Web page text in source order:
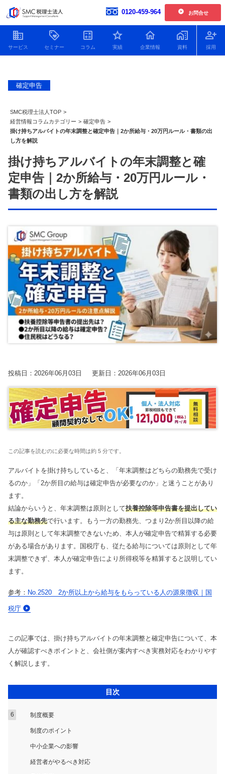
0120-459-964 お問合せ
顧問税理士をお探しの方
税理士変更をお考えの方
無申告を解消したい方
税理士顧問
経営コンサルティング
リスク対策サポート(保険)
会社設立関連
経営知識発信
業種別サポート
【2026年6.7.8.11月開催】企業型確定拠出年金導入セミナー
【2026年開催】日本一わかりやすい決算書活用セミナー
【2026年開催】中津川経営サロン 2025.11.25更新
【2026年12月開催】100年企業の経営者に学ぶ トップ対談セミナー
2026.07.21更新
【2026年9.10.11月開催 20期記念特別企画】中津川会計塾+ファイナンス
【2026年開催】PAL共催：第3回日本一の決算書の読み方塾
2026.06.09更新
保護中: 【2026年9.10.11月開催】第20期中津川会計塾
2025.11.25更新
【2026年10.11.12月開催】第4回：節税セミナー 2025.11.14更新
【2026年開催】決算書の読み方セミナー 2025.11.13更新
【2026年開催】初心者さんの会社経営塾 2025.11.13更新
開催中の相談会
動画で勉強する！
SMC税理士法人の動画はこちら
単発セミナー
複数回セミナー
相談会
役員貸付金はデメリットだ
らけ！減らし方と注意点に
ついてわかりやすく解説！
2025.7.30
経営改善トピック
役員借入金による資金調達
のメリット・デメリットと
返済以外の解消方法につい
2025.7.30
経営改善トピック
ポイント
経営情報コラム一覧
確定申告コラム
無申告コラム
顧問契約コラム
経営改善コラム
資金調達コラム
相続コラム
税務調査コラム
トレンドコラム
社員紹介
人財育成
SDGsへの取り組み
特定商取引法
東京オフィス 名古屋オフィス
多治見オフィス 中津川オフィス
関連ページ
ブログ
曽根康正の経営塾
Youtube
Youtube動画をまとめました
無料で資料ダウンロード
毎月最新情報をお届け
ダウンロードコンテンツ一覧
会計帳簿関連
融資関連
助成金関連
確定申告
SMC税理士法人TOP >
経営情報コラムカテゴリー > 確定申告 >
掛け持ちアルバイトの年末調整と確定申告｜2か所給与・20万円ルール・書類の出
し方を解説
掛け持ちアルバイトの年末調整と確
定申告｜2か所給与・20万円ルール・
書類の出し方を解説
投稿日：2026年06月03日 更新日：2026年06月03日
この記事を読むのに必要な時間は約 5 分です。
アルバイトを掛け持ちしていると、「年末調整はどちらの勤務先で受け
るのか」「2か所目の給与は確定申告が必要なのか」と迷うことがあり
ます。
結論からいうと、年末調整は原則として扶養控除等申告書を提出してい
る主な勤務先で行います。もう一方の勤務先、つまり2か所目以降の給
与は原則として年末調整できないため、本人が確定申告で精算する必要
がある場合があります。国税庁も、従たる給与については原則として年
末調整できず、本人が確定申告により所得税等を精算すると説明してい
ます。
No.2520 2か所以上から給与をもらっている人の源泉徴収｜国
税庁
この記事では、掛け持ちアルバイトの年末調整と確定申告について、本
人が確認すべきポイントと、会社側が案内すべき実務対応をわかりやす
く解説します。
目次
制度概要
制度のポイント
中小企業への影響
経営者がやるべき対応